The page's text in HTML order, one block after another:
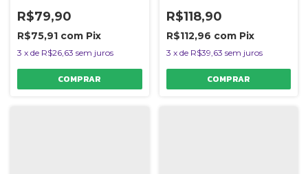
R$79,90
R$75,91 com Pix
3 x de R$26,63 sem juros
Rende 5L
R$118,90
R$112,96 com Pix
3 x de R$39,63 sem juros